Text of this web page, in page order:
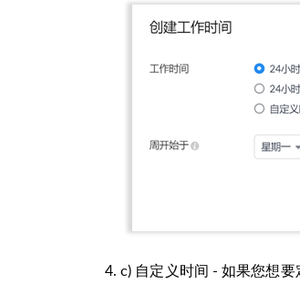
c) 自定义时间 - 如果您想要